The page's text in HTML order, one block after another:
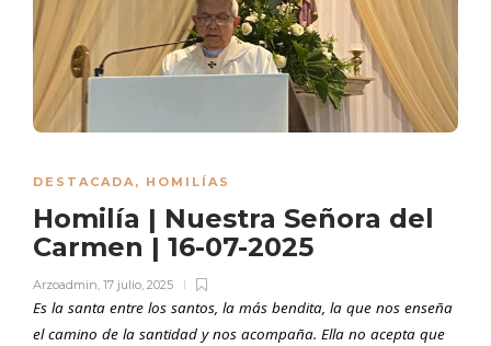
DESTACADA, HOMILÍAS
Homilía | Nuestra Señora del
Carmen | 16-07-2025
Arzoadmin, 17 julio, 2025
Es la santa entre los santos, la más bendita, la que nos enseña
el camino de la santidad y nos acompaña. Ella no acepta que